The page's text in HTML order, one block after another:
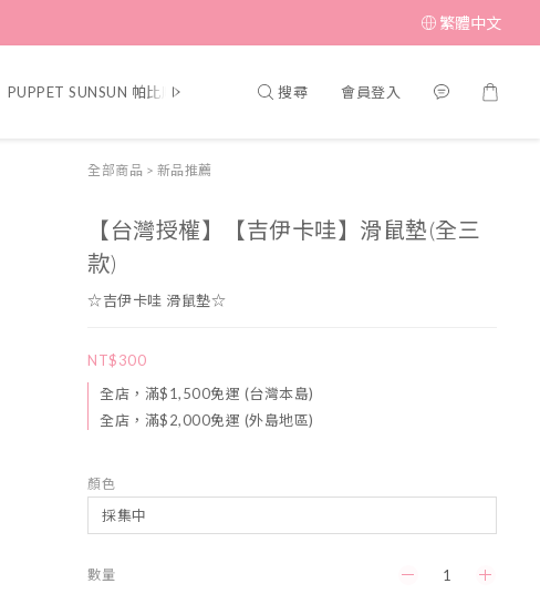
繁體中文
▎PUPPET SUNSUN 帕比順順 ▎MUFFIN CORNER 瑪芬角落
搜尋 會員登入
全部商品 > 新品推薦
【台灣授權】【吉伊卡哇】滑鼠墊(全三
款)
☆吉伊卡哇 滑鼠墊☆
NT$300
全店，滿$1,500免運 (台灣本島)
全店，滿$2,000免運 (外島地區)
顏色
數量